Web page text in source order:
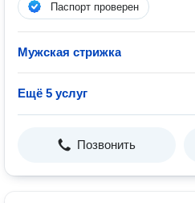
Паспорт проверен
Мужская стрижка
Ещё 5 услуг
Позвонить